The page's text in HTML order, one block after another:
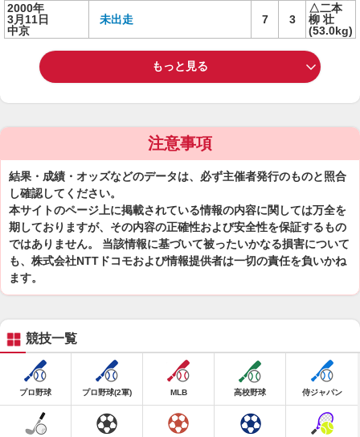
2000年
3月11日
中京
未出走 7 3
△二本
柳 壮
(53.0kg)
もっと見る
注意事項
結果・成績・オッズなどのデータは、必ず主催者発行のものと照合
し確認してください。
本サイトのページ上に掲載されている情報の内容に関しては万全を
期しておりますが、その内容の正確性および安全性を保証するもの
ではありません。 当該情報に基づいて被ったいかなる損害について
も、株式会社NTTドコモおよび情報提供者は一切の責任を負いかね
ます。
競技一覧
プロ野球 プロ野球(2軍) MLB 高校野球 侍ジャパン